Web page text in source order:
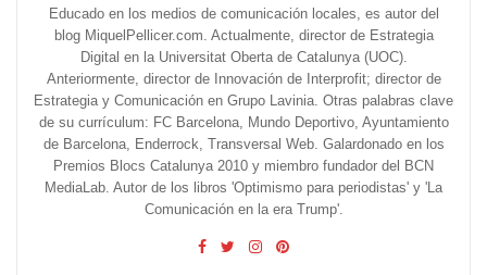
Educado en los medios de comunicación locales, es autor del
blog MiquelPellicer.com. Actualmente, director de Estrategia
Digital en la Universitat Oberta de Catalunya (UOC).
Anteriormente, director de Innovación de Interprofit; director de
Estrategia y Comunicación en Grupo Lavinia. Otras palabras clave
de su currículum: FC Barcelona, Mundo Deportivo, Ayuntamiento
de Barcelona, Enderrock, Transversal Web. Galardonado en los
Premios Blocs Catalunya 2010 y miembro fundador del BCN
MediaLab. Autor de los libros 'Optimismo para periodistas' y 'La
Comunicación en la era Trump'.